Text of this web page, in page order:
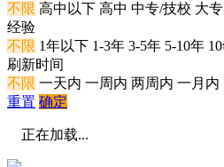
不限 高中以下 高中 中专/技校 大专
经验
不限 1年以下 1-3年 3-5年 5-10年
刷新时间
不限 一天内 一周内 两周内 一月内
重置 确定
正在加载...